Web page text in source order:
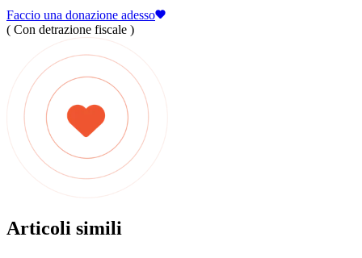
Faccio una donazione adesso
( Con detrazione fiscale )
Articoli simili